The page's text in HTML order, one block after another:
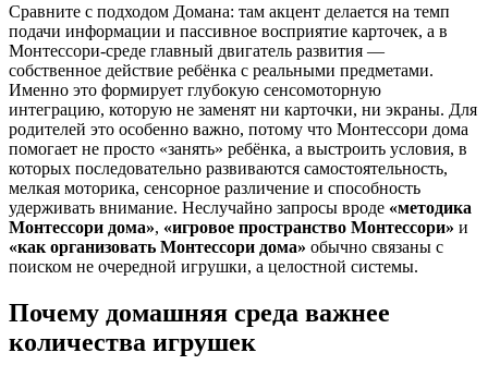
Сравните с подходом Домана: там акцент делается на темп
подачи информации и пассивное восприятие карточек, а в
Монтессори-среде главный двигатель развития —
собственное действие ребёнка с реальными предметами.
Именно это формирует глубокую сенсомоторную
интеграцию, которую не заменят ни карточки, ни экраны. Для
родителей это особенно важно, потому что Монтессори дома
помогает не просто «занять» ребёнка, а выстроить условия, в
которых последовательно развиваются самостоятельность,
мелкая моторика, сенсорное различение и способность
удерживать внимание. Неслучайно запросы вроде «методика
Монтессори дома», «игровое пространство Монтессори» и
«как организовать Монтессори дома» обычно связаны с
поиском не очередной игрушки, а целостной системы.
Почему домашняя среда важнее
количества игрушек